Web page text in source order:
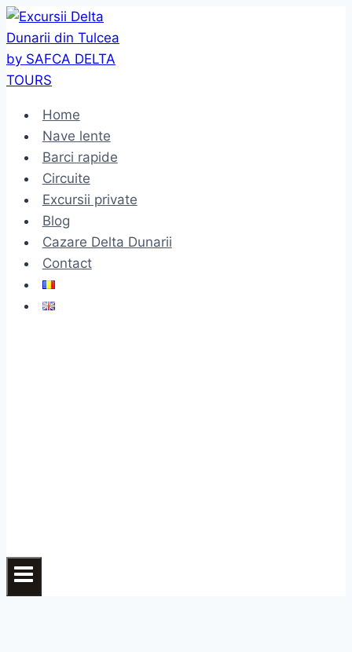
Skip
to
content
Home
Nave lente
Barci rapide
Circuite
Excursii private
Blog
Cazare Delta Dunarii
Contact